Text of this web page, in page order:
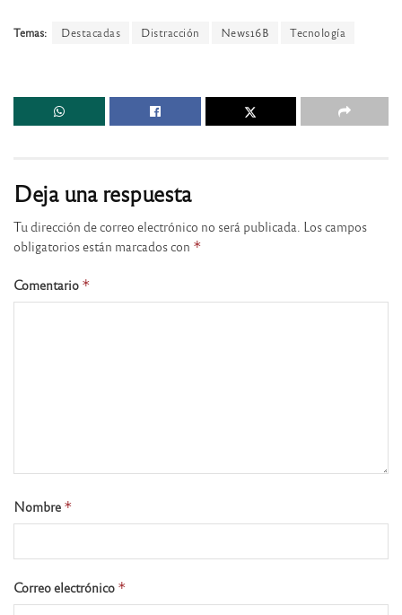
Temas: Destacadas Distracción News16B Tecnología
Deja una respuesta
Tu dirección de correo electrónico no será publicada. Los campos
obligatorios están marcados con *
Comentario *
Nombre *
Correo electrónico *